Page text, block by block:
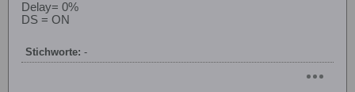
Delay= 0%
DS = ON
Stichworte: -